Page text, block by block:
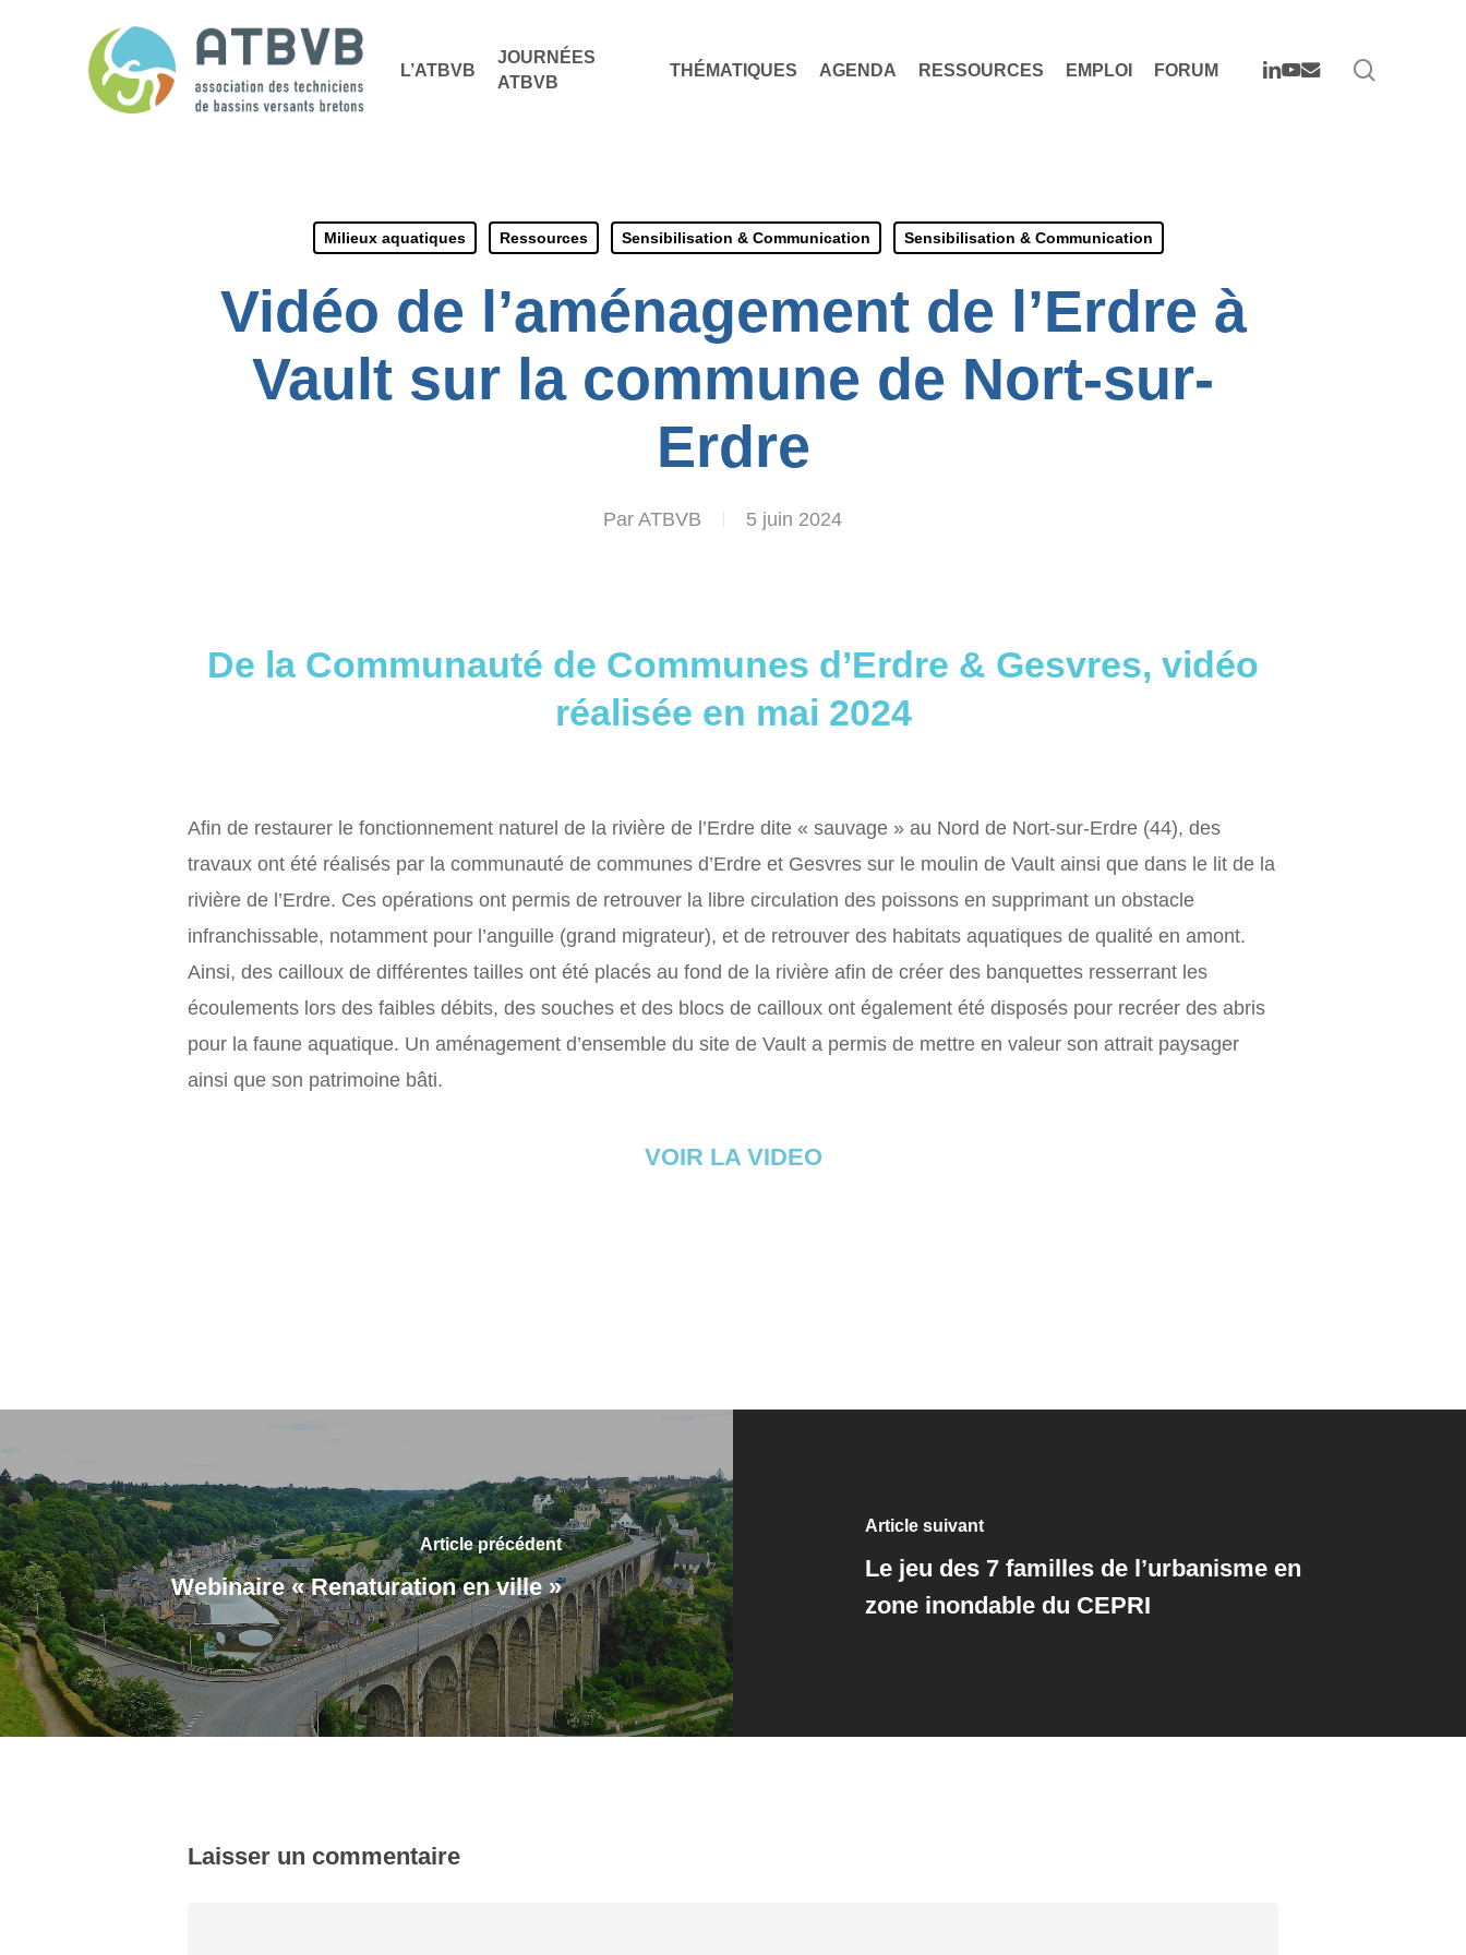
L’ATBVB
JOURNÉES
ATBVB
THÉMATIQUES AGENDA RESSOURCES EMPLOI FORUM LINKEDIN
YOUTUBE
EMAIL
Milieux aquatiques Ressources Sensibilisation & Communication Sensibilisation & Communication
Vidéo de l’aménagement de l’Erdre à
Vault sur la commune de Nort-sur-
Erdre
Par ATBVB 5 juin 2024
De la Communauté de Communes d’Erdre & Gesvres, vidéo
réalisée en mai 2024
Afin de restaurer le fonctionnement naturel de la rivière de l’Erdre dite « sauvage » au Nord de Nort-sur-Erdre (44), des
travaux ont été réalisés par la communauté de communes d’Erdre et Gesvres sur le moulin de Vault ainsi que dans le lit de la
rivière de l’Erdre. Ces opérations ont permis de retrouver la libre circulation des poissons en supprimant un obstacle
infranchissable, notamment pour l’anguille (grand migrateur), et de retrouver des habitats aquatiques de qualité en amont.
Ainsi, des cailloux de différentes tailles ont été placés au fond de la rivière afin de créer des banquettes resserrant les
écoulements lors des faibles débits, des souches et des blocs de cailloux ont également été disposés pour recréer des abris
pour la faune aquatique. Un aménagement d’ensemble du site de Vault a permis de mettre en valeur son attrait paysager
ainsi que son patrimoine bâti.
VOIR LA VIDEO
Article précédent
Webinaire « Renaturation en ville »
Article suivant
Le jeu des 7 familles de l’urbanisme en
zone inondable du CEPRI
Laisser un commentaire